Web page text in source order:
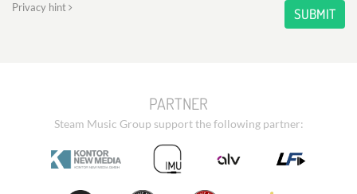
Privacy hint SUBMIT
PARTNER
Steam Music Group support the following partner: